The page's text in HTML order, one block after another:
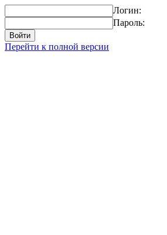
Логин:
Пароль:
Перейти к полной версии